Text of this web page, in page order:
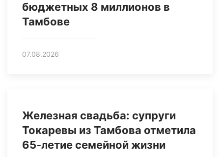
бюджетных 8 миллионов в
Тамбове
07.08.2026
Железная свадьба: супруги
Токаревы из Тамбова отметила
65-летие семейной жизни